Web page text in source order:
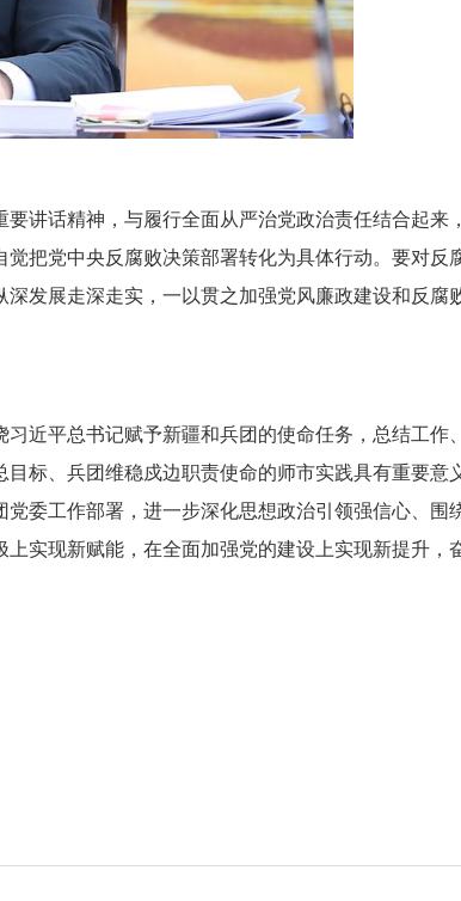
讲话精神，与履行全面从严治党政治责任结合起来
把党中央反腐败决策部署转化为具体行动。要对反
发展走深走实，一以贯之加强党风廉政建设和反腐
近平总书记赋予新疆和兵团的使命任务，总结工作
标、兵团维稳戍边职责使命的师市实践具有重要意
委工作部署，进一步深化思想政治引领强信心、围
实现新赋能，在全面加强党的建设上实现新提升，